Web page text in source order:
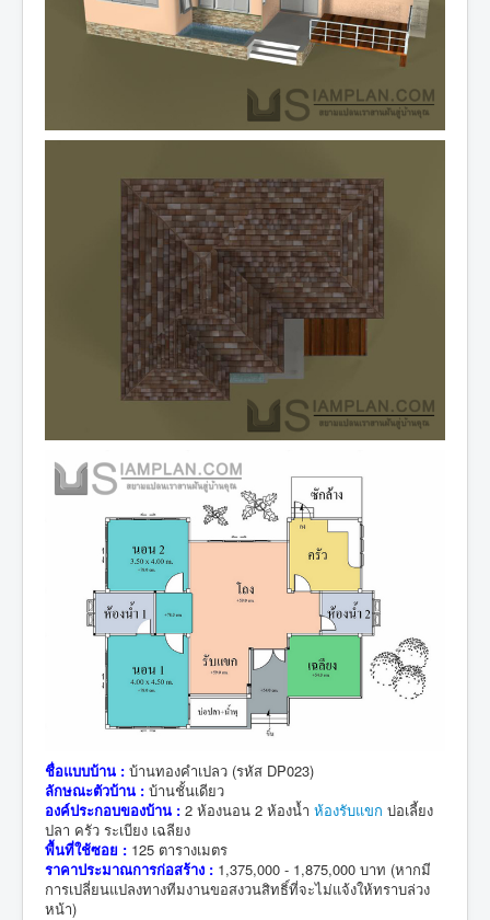
ชื่อแบบบ้าน : บ้านทองคำเปลว (รหัส DP023)
ลักษณะตัวบ้าน : บ้านชั้นเดียว
องค์ประกอบของบ้าน : 2 ห้องนอน 2 ห้องน้ำ ห้องรับแขก บ่อเลี้ยง
ปลา ครัว ระเบียง เฉลียง
พื้นที่ใช้ซอย : 125 ตารางเมตร
ราคาประมาณการก่อสร้าง : 1,375,000 - 1,875,000 บาท (หากมี
การเปลี่ยนแปลงทางทีมงานขอสงวนสิทธิ์ที่จะไม่แจ้งให้ทราบล่วง
หน้า)